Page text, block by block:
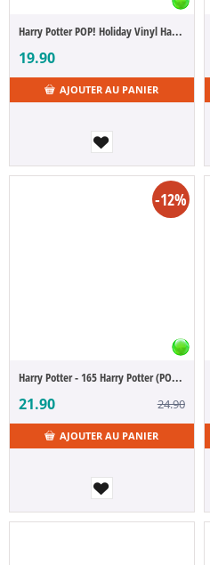
Harry Potter POP! Holiday Vinyl Harry w/Hourglass 9 cm
19.90
AJOUTER AU PANIER
-12%
Harry Potter - 165 Harry Potter (POP Figure)
21.90 24.90
AJOUTER AU PANIER